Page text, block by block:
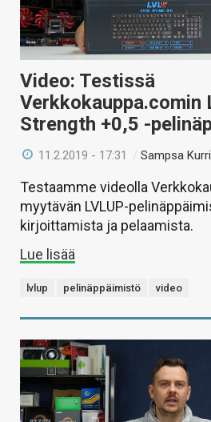
Video: Testissä
Verkkokauppa.comin
Strength +0,5 -
11.2.2019 - 17:31 /Sampsa Kurri
Testaamme videolla
myytävän LVLUP-
kirjoittamista ja pelaamista.
Lue lisää
lvlup pelinäppäimistö video